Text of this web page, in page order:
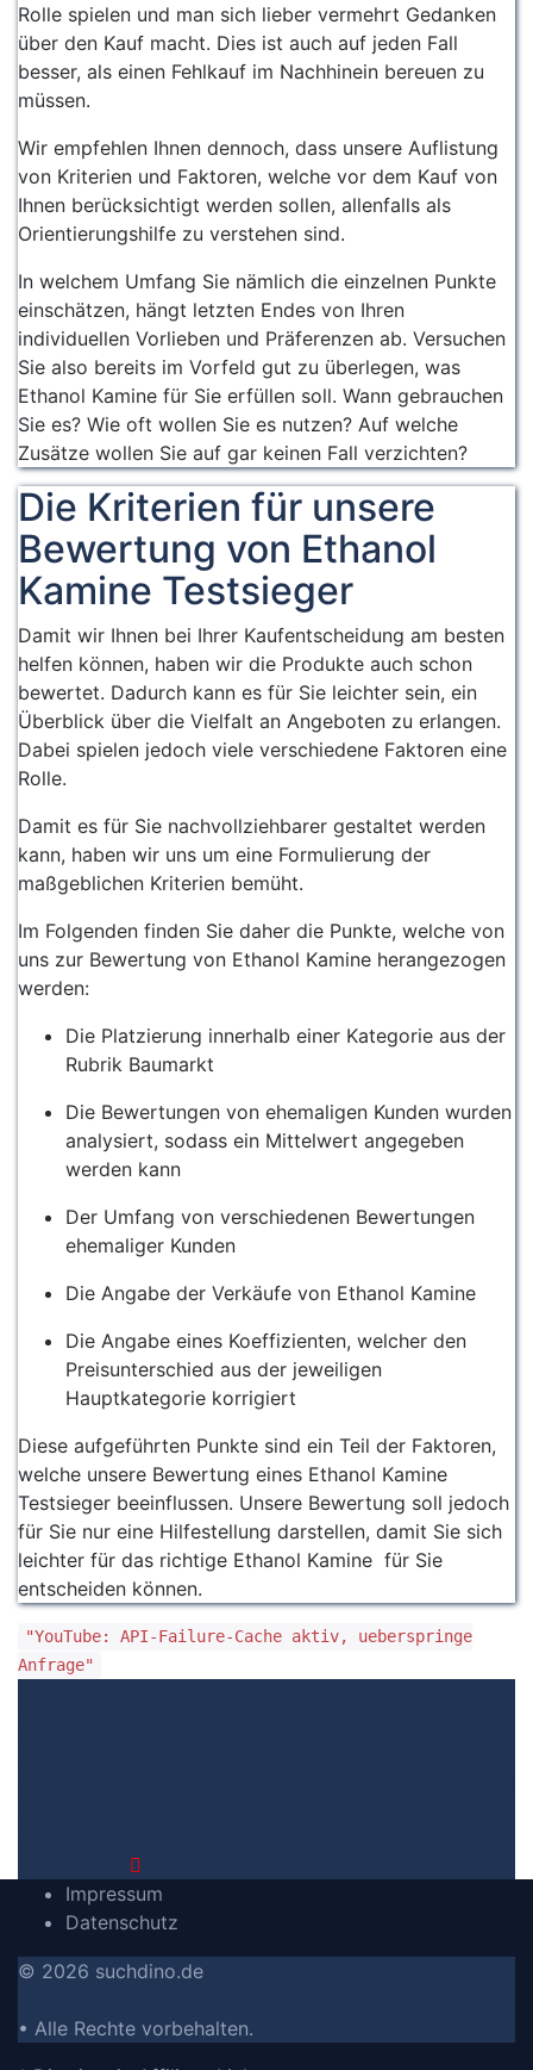
Rolle spielen und man sich lieber vermehrt Gedanken
über den Kauf macht. Dies ist auch auf jeden Fall
besser, als einen Fehlkauf im Nachhinein bereuen zu
müssen.
Wir empfehlen Ihnen dennoch, dass unsere Auflistung
von Kriterien und Faktoren, welche vor dem Kauf von
Ihnen berücksichtigt werden sollen, allenfalls als
Orientierungshilfe zu verstehen sind.
In welchem Umfang Sie nämlich die einzelnen Punkte
einschätzen, hängt letzten Endes von Ihren
individuellen Vorlieben und Präferenzen ab. Versuchen
Sie also bereits im Vorfeld gut zu überlegen, was
Ethanol Kamine für Sie erfüllen soll. Wann gebrauchen
Sie es? Wie oft wollen Sie es nutzen? Auf welche
Zusätze wollen Sie auf gar keinen Fall verzichten?
Die Kriterien für unsere
Bewertung von Ethanol
Kamine Testsieger
Damit wir Ihnen bei Ihrer Kaufentscheidung am besten
helfen können, haben wir die Produkte auch schon
bewertet. Dadurch kann es für Sie leichter sein, ein
Überblick über die Vielfalt an Angeboten zu erlangen.
Dabei spielen jedoch viele verschiedene Faktoren eine
Rolle.
Damit es für Sie nachvollziehbarer gestaltet werden
kann, haben wir uns um eine Formulierung der
maßgeblichen Kriterien bemüht.
Im Folgenden finden Sie daher die Punkte, welche von
uns zur Bewertung von Ethanol Kamine herangezogen
werden:
Die Platzierung innerhalb einer Kategorie aus der
Rubrik Baumarkt
Die Bewertungen von ehemaligen Kunden wurden
analysiert, sodass ein Mittelwert angegeben
werden kann
Der Umfang von verschiedenen Bewertungen
ehemaliger Kunden
Die Angabe der Verkäufe von Ethanol Kamine
Die Angabe eines Koeffizienten, welcher den
Preisunterschied aus der jeweiligen
Hauptkategorie korrigiert
Diese aufgeführten Punkte sind ein Teil der Faktoren,
welche unsere Bewertung eines Ethanol Kamine
Testsieger beeinflussen. Unsere Bewertung soll jedoch
für Sie nur eine Hilfestellung darstellen, damit Sie sich
leichter für das richtige Ethanol Kamine für Sie
entscheiden können.
"YouTube: API-Failure-Cache aktiv, ueberspringe
Anfrage"
Impressum
Datenschutz
© 2026 suchdino.de
• Alle Rechte vorbehalten.